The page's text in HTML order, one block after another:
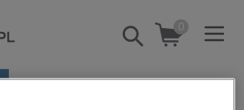
Pokaż/schowaj
wyszukiwarkę
0